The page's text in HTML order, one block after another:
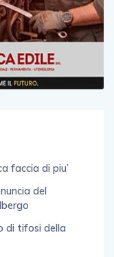
faccia di piu’
del
di tifosi della